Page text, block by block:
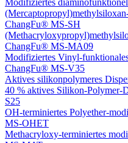
Modifiziertes
ChangFu® MS-SH
ChangFu® MS-MA09
Modifiziertes Vinyl-
ChangFu® MS-V35
Aktives silikonpolymeres
40 % aktives Silikon-Polymer-
S25
OH-terminiertes Polyether-
MS-OHET
Methacryloxy-terminiertes